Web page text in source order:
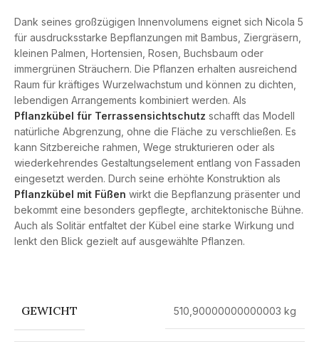
Dank seines großzügigen Innenvolumens eignet sich Nicola 5
für ausdrucksstarke Bepflanzungen mit Bambus, Ziergräsern,
kleinen Palmen, Hortensien, Rosen, Buchsbaum oder
immergrünen Sträuchern. Die Pflanzen erhalten ausreichend
Raum für kräftiges Wurzelwachstum und können zu dichten,
lebendigen Arrangements kombiniert werden. Als
Pflanzkübel für Terrassensichtschutz schafft das Modell
natürliche Abgrenzung, ohne die Fläche zu verschließen. Es
kann Sitzbereiche rahmen, Wege strukturieren oder als
wiederkehrendes Gestaltungselement entlang von Fassaden
eingesetzt werden. Durch seine erhöhte Konstruktion als
Pflanzkübel mit Füßen wirkt die Bepflanzung präsenter und
bekommt eine besonders gepflegte, architektonische Bühne.
Auch als Solitär entfaltet der Kübel eine starke Wirkung und
lenkt den Blick gezielt auf ausgewählte Pflanzen.
GEWICHT 510,90000000000003 kg